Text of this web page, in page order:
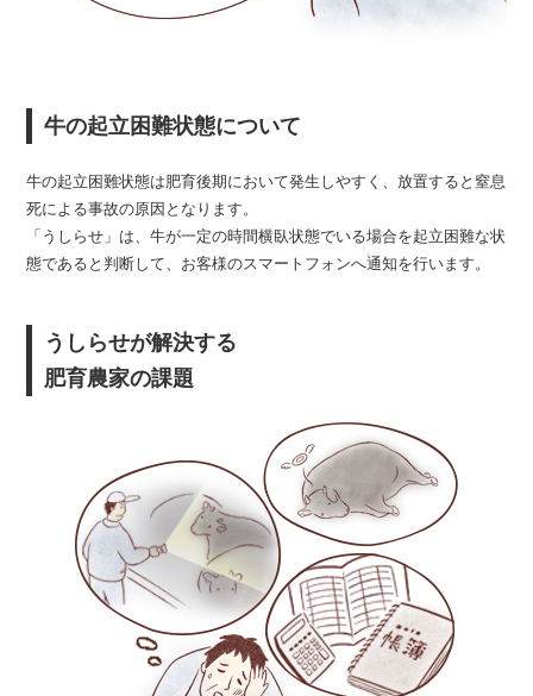
牛の起立困難状態について
牛の起立困難状態は肥育後期において発生しやすく、放置すると窒息
死による事故の原因となります。
「うしらせ」は、牛が一定の時間横臥状態でいる場合を起立困難な状
態であると判断して、お客様のスマートフォンへ通知を行います。
うしらせが解決する
肥育農家の課題